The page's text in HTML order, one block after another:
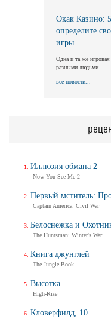
Окак Казино:
определите
игры
Одна и та же игровая
разными людьми.
все новости...
Иллюзия обмана 2
Now You See Me 2
Первый мститель:
Captain America: Civil War
Белоснежка и
The Huntsman: Winter's War
Книга джунглей
The Jungle Book
Высотка
High-Rise
Кловерфилд, 10